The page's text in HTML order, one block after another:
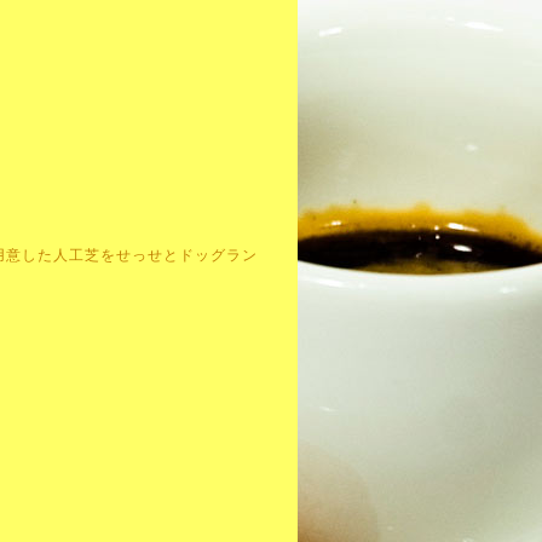
意した人工芝をせっせとドッグラン